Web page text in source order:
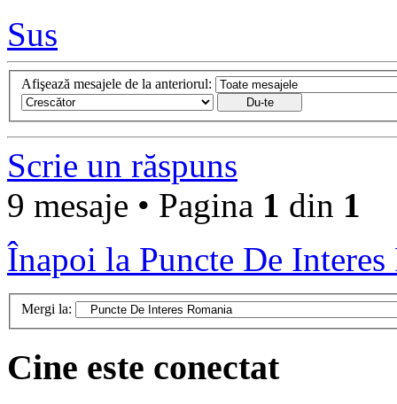
Sus
Afişează mesajele de la anteriorul:
Scrie un răspuns
9 mesaje • Pagina 1 din 1
Înapoi la Puncte De Interes
Mergi la:
Cine este conectat